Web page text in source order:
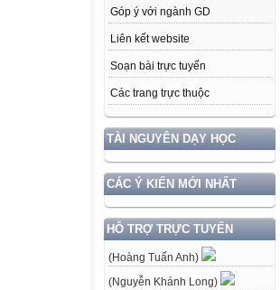
Góp ý với ngành GD
Liên kết website
Soạn bài trực tuyến
Các trang trực thuộc
TÀI NGUYÊN DẠY HỌC
CÁC Ý KIẾN MỚI NHẤT
HỖ TRỢ TRỰC TUYẾN
(Hoàng Tuấn Anh)
(Nguyễn Khánh Long)